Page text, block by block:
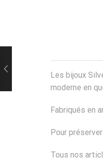
Les bijoux
moderne en
Fabriqués en
Pour
Tous nos